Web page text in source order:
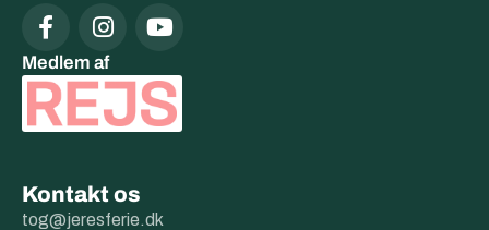
Medlem af
Kontakt os
tog@jeresferie.dk